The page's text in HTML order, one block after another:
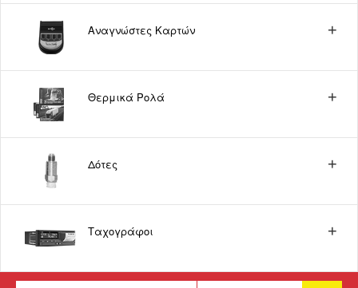
Αναγνώστες Καρτών
Θερμικά Ρολά
Δότες
Ταχογράφοι